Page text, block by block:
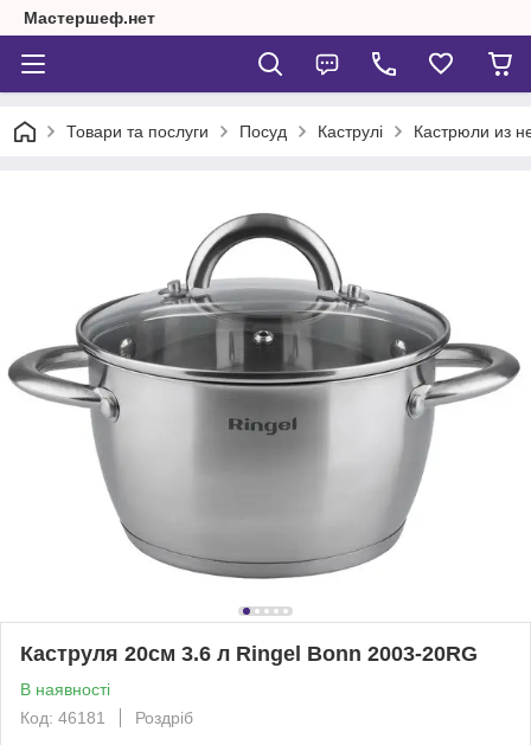
Мастершеф.нет
Товари та послуги Посуд Каструлі Кастрюли из
Каструля 20см 3.6 л Ringel Bonn 2003-20RG
В наявності
Код: 46181
Роздріб